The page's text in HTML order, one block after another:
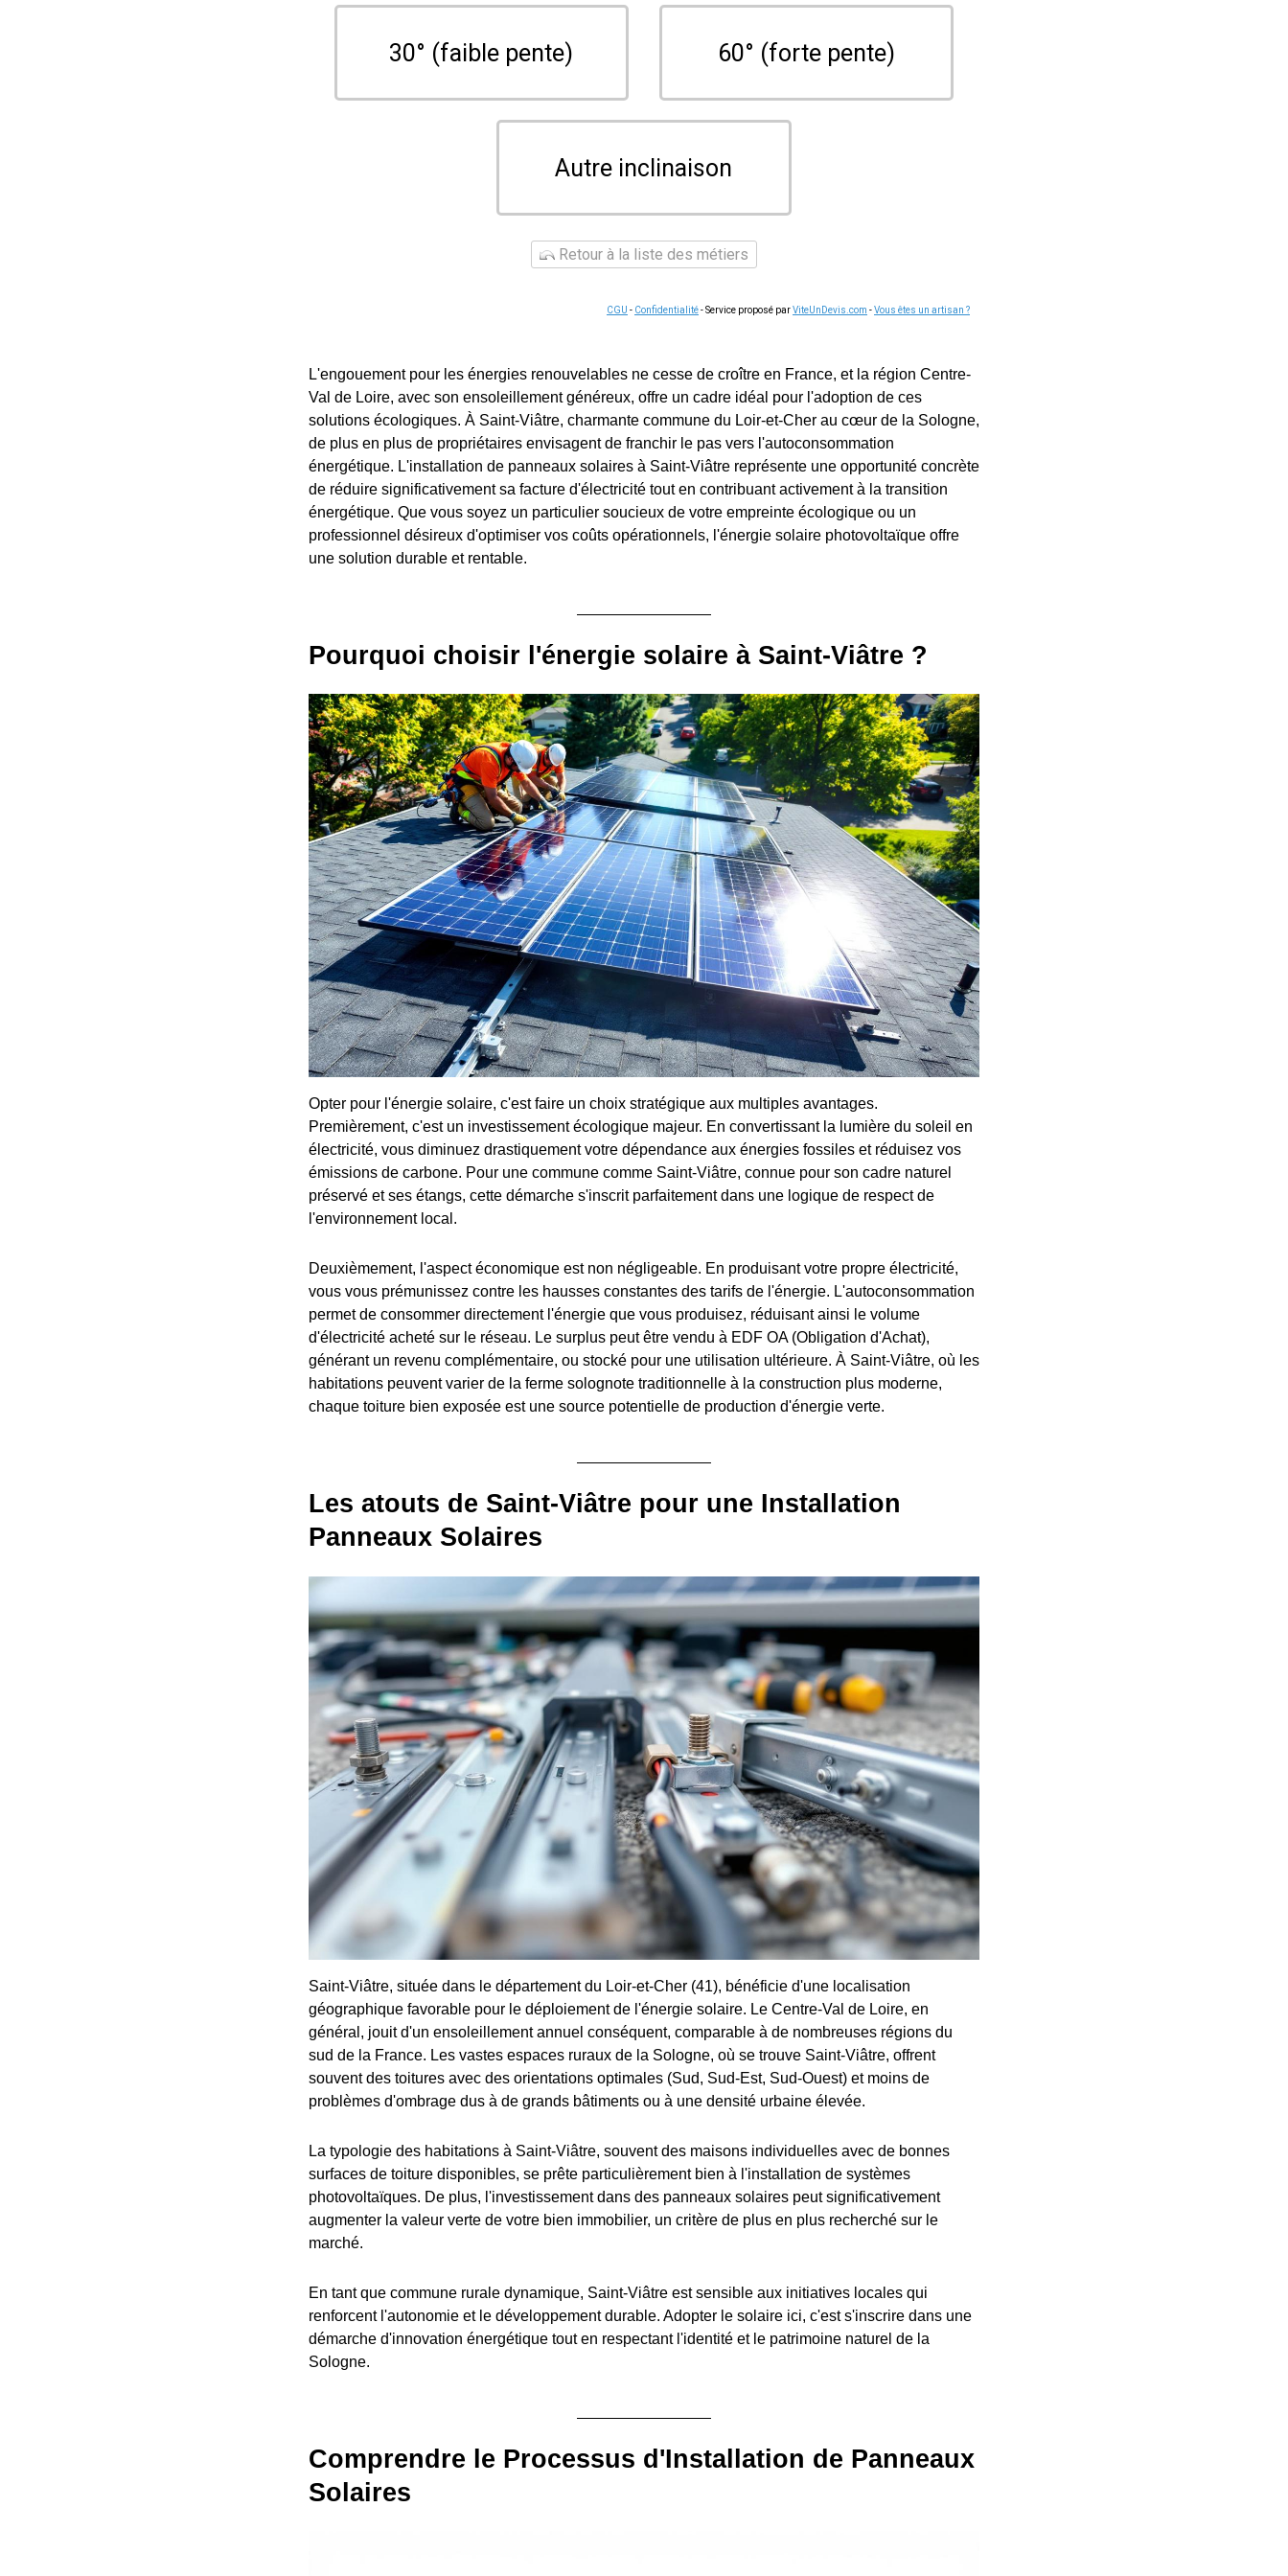
30° (faible pente) 60° (forte pente)
Autre inclinaison
Retour à la liste des métiers
CGU - Confidentialité- Service proposé parViteUnDevis.com -Vous êtes un artisan ?
L'engouement pour les énergies renouvelables ne cesse de croître en France, et la région Centre-
Val de Loire, avec son ensoleillement généreux, offre un cadre idéal pour l'adoption de ces
solutions écologiques. À Saint-Viâtre, charmante commune du Loir-et-Cher au cœur de la Sologne,
de plus en plus de propriétaires envisagent de franchir le pas vers l'autoconsommation
énergétique. L'installation de panneaux solaires à Saint-Viâtre représente une opportunité concrète
de réduire significativement sa facture d'électricité tout en contribuant activement à la transition
énergétique. Que vous soyez un particulier soucieux de votre empreinte écologique ou un
professionnel désireux d'optimiser vos coûts opérationnels, l'énergie solaire photovoltaïque offre
une solution durable et rentable.
Pourquoi choisir l'énergie solaire à Saint-Viâtre ?
Opter pour l'énergie solaire, c'est faire un choix stratégique aux multiples avantages.
Premièrement, c'est un investissement écologique majeur. En convertissant la lumière du soleil en
électricité, vous diminuez drastiquement votre dépendance aux énergies fossiles et réduisez vos
émissions de carbone. Pour une commune comme Saint-Viâtre, connue pour son cadre naturel
préservé et ses étangs, cette démarche s'inscrit parfaitement dans une logique de respect de
l'environnement local.
Deuxièmement, l'aspect économique est non négligeable. En produisant votre propre électricité,
vous vous prémunissez contre les hausses constantes des tarifs de l'énergie. L'autoconsommation
permet de consommer directement l'énergie que vous produisez, réduisant ainsi le volume
d'électricité acheté sur le réseau. Le surplus peut être vendu à EDF OA (Obligation d'Achat),
générant un revenu complémentaire, ou stocké pour une utilisation ultérieure. À Saint-Viâtre, où les
habitations peuvent varier de la ferme solognote traditionnelle à la construction plus moderne,
chaque toiture bien exposée est une source potentielle de production d'énergie verte.
Les atouts de Saint-Viâtre pour une Installation
Panneaux Solaires
Saint-Viâtre, située dans le département du Loir-et-Cher (41), bénéficie d'une localisation
géographique favorable pour le déploiement de l'énergie solaire. Le Centre-Val de Loire, en
général, jouit d'un ensoleillement annuel conséquent, comparable à de nombreuses régions du
sud de la France. Les vastes espaces ruraux de la Sologne, où se trouve Saint-Viâtre, offrent
souvent des toitures avec des orientations optimales (Sud, Sud-Est, Sud-Ouest) et moins de
problèmes d'ombrage dus à de grands bâtiments ou à une densité urbaine élevée.
La typologie des habitations à Saint-Viâtre, souvent des maisons individuelles avec de bonnes
surfaces de toiture disponibles, se prête particulièrement bien à l'installation de systèmes
photovoltaïques. De plus, l'investissement dans des panneaux solaires peut significativement
augmenter la valeur verte de votre bien immobilier, un critère de plus en plus recherché sur le
marché.
En tant que commune rurale dynamique, Saint-Viâtre est sensible aux initiatives locales qui
renforcent l'autonomie et le développement durable. Adopter le solaire ici, c'est s'inscrire dans une
démarche d'innovation énergétique tout en respectant l'identité et le patrimoine naturel de la
Sologne.
Comprendre le Processus d'Installation de Panneaux
Solaires